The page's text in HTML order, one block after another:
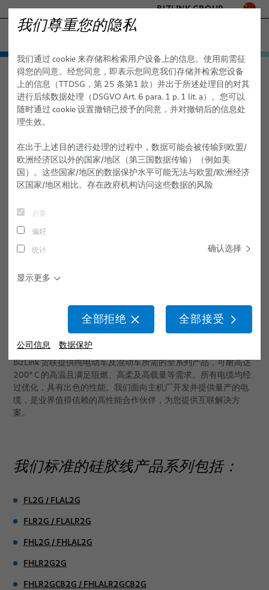
BIZLINK GROUP
工厂自动化与机械
医疗
海事
半导体技术
通讯与网络
- ENGINEERED SOLUTIONS
SILICONE CABLE SOLUTIONS
产品
线缆和车辆间跳线系统
接地线和电源连接器
耐高温电源线缆
硅胶线
用于可再生能源和交通的中压电力电缆
应用领域
轨道交通
服务与能力
测试与模拟
销售网络
关于我们
交通 应用领域 硅胶线
硅胶线
BizLink 贸联提供纯电动车及混动车所需的全系列产品，可耐高达
200° C 的高温且满足阻燃、高柔及高载量等需求。所有电缆均经
过优化，具有出色的性能。我们面向主机厂开发并提供量产的电
缆，是业界值得信赖的高性能合作伙伴，为您提供互联解决方
案。
我们标准的硅胶线产品系列包括：
FL2G / FLAL2G
FLR2G / FLALR2G
FHL2G / FHLAL2G
FHLR2G2G
FHLR2GCB2G / FHLALR2GCB2G
我们尊重您的隐私
我们通过 cookie 来存储和检索用户设备上的信息。使用前需征
得您的同意。经您同意，即表示您同意我们存储并检索您设备
上的信息（TTDSG，第 25 条第1 款）并出于所述处理目的对其
进行后续数据处理（DSGVO Art. 6 para. 1 p. 1 lit. a）。您可以
随时通过 cookie 设置撤销已授予的同意，并对撤销后的信息处
理生效。
在出于上述目的进行处理的过程中，数据可能会被传输到欧盟/
欧洲经济区以外的国家/地区（第三国数据传输）（例如美
国）。这些国家/地区的数据保护水平可能无法与欧盟/欧洲经济
区国家/地区相比。存在政府机构访问这些数据的风险
必要
偏好
统计 确认选择
显示更多
全部拒绝 全部接受
公司信息 数据保护